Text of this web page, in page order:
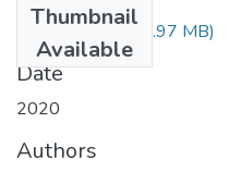
Thumbnail
Available
zvit_01_17.pdf(9.97 MB)
Date
2020
Authors